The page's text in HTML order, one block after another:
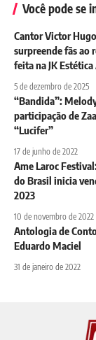
Você pode se
Cantor Victor
surpreende fãs ao
feita na JK Estética
5 de dezembro de 2025
“Bandida”:
participação de
“Lucifer”
17 de junho de 2022
Ame Laroc
do Brasil inicia
2023
10 de novembro de 2022
Antologia de
Eduardo Maciel
31 de janeiro de 2022